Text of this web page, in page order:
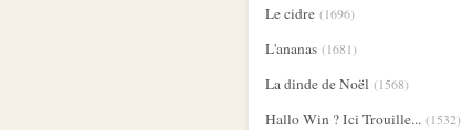
Le cidre (1696)
L'ananas (1681)
La dinde de Noël (1568)
Hallo Win ? Ici Trouille... (1532)